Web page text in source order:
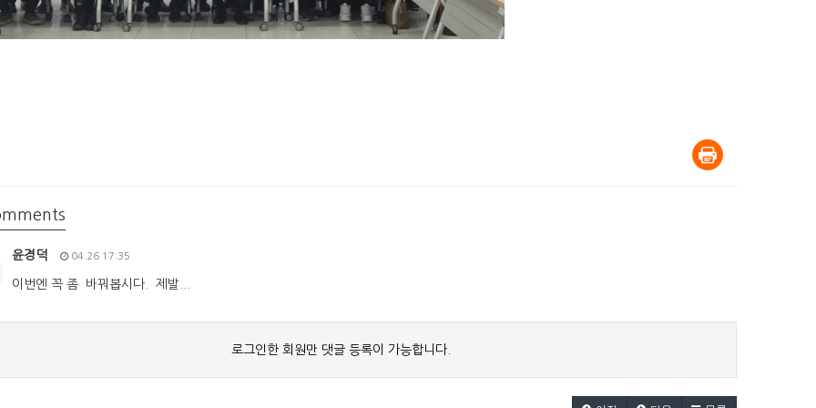
윤경덕 04.26 17:35
이번엔 꼭 좀 바꿔봅시다. 제발...
로그인한 회원만 댓글 등록이 가능합니다.